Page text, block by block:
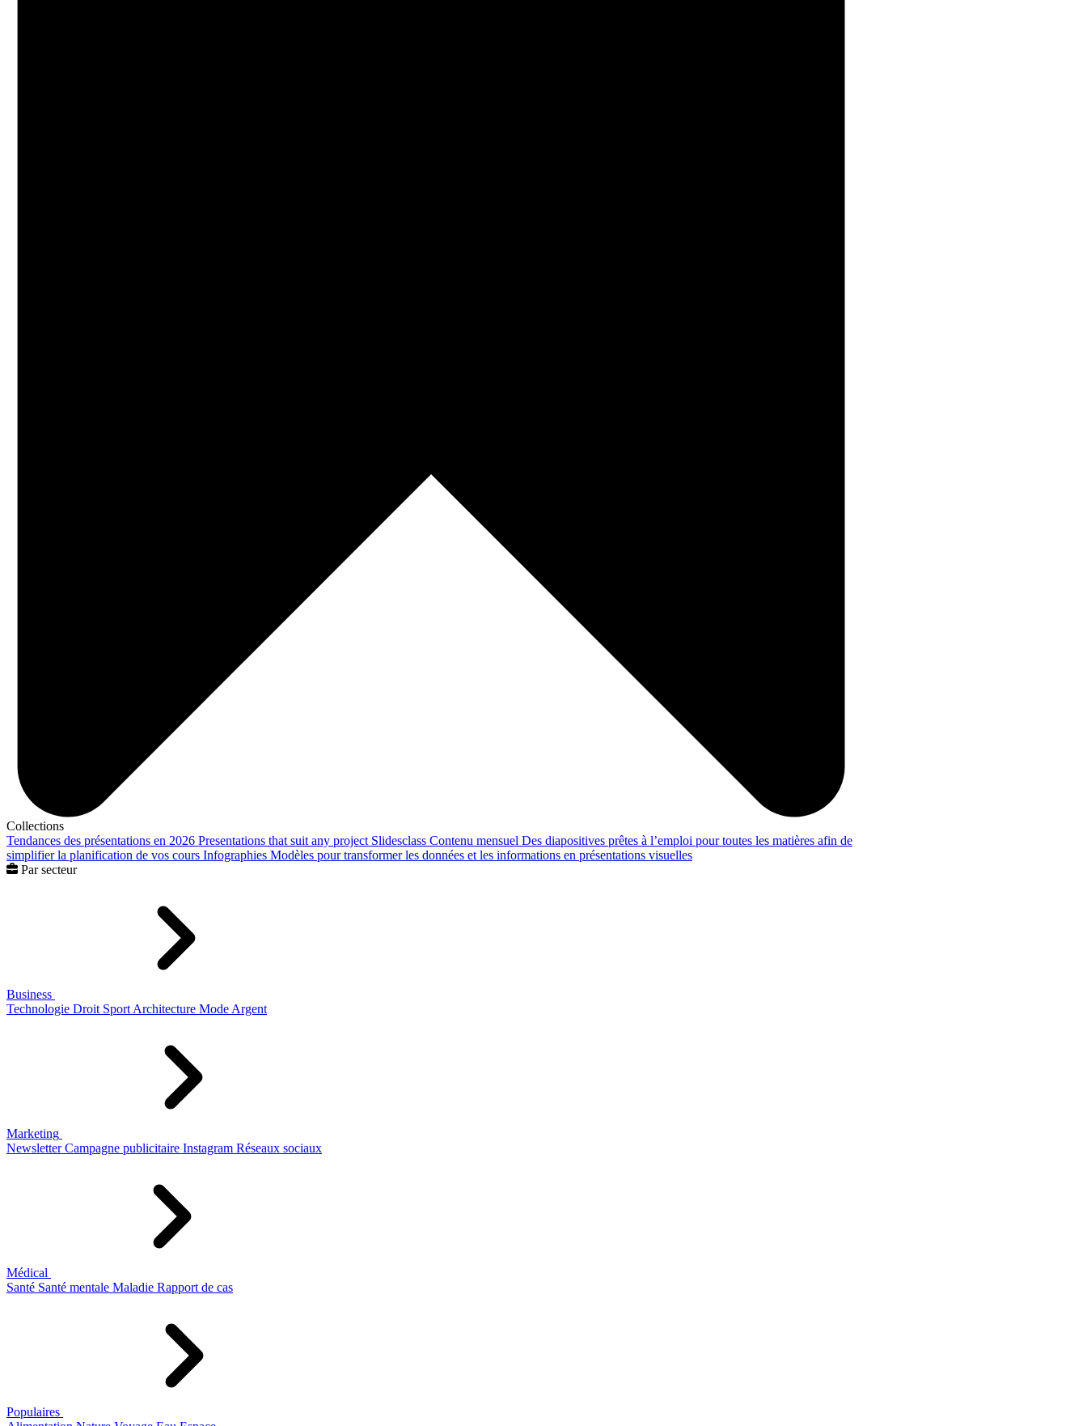
Collections
Tendances des présentations en 2026 Presentations that suit any project Slidesclass Contenu mensuel Des diapositives prêtes à l’emploi pour toutes les matières afin de
simplifier la planification de vos cours Infographies Modèles pour transformer les données et les informations en présentations visuelles
Par secteur
Business
Technologie Droit Sport Architecture Mode Argent
Marketing
Newsletter Campagne publicitaire Instagram Réseaux sociaux
Médical
Santé Santé mentale Maladie Rapport de cas
Populaires